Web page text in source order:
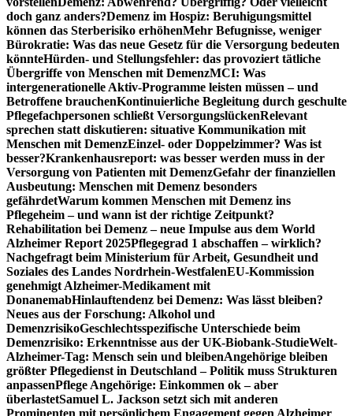
doch ganz anders?Demenz im Hospiz: Beruhigungsmittel
können das Sterberisiko erhöhenMehr Befugnisse, weniger
Bürokratie: Was das neue Gesetz für die Versorgung bedeuten
könnteHürden- und Stellungsfehler: das provoziert tätliche
Übergriffe von Menschen mit DemenzMCI: Was
intergenerationelle Aktiv-Programme leisten müssen – und
Betroffene brauchenKontinuierliche Begleitung durch geschulte
Pflegefachpersonen schließt VersorgungslückenRelevant
sprechen statt diskutieren: situative Kommunikation mit
Menschen mit DemenzEinzel- oder Doppelzimmer? Was ist
besser?Krankenhausreport: was besser werden muss in der
Versorgung von Patienten mit DemenzGefahr der finanziellen
Ausbeutung: Menschen mit Demenz besonders
gefährdetWarum kommen Menschen mit Demenz ins
Pflegeheim – und wann ist der richtige Zeitpunkt?
Rehabilitation bei Demenz – neue Impulse aus dem World
Alzheimer Report 2025Pflegegrad 1 abschaffen – wirklich?
Nachgefragt beim Ministerium für Arbeit, Gesundheit und
Soziales des Landes Nordrhein-WestfalenEU-Kommission
genehmigt Alzheimer-Medikament mit
DonanemabHinlauftendenz bei Demenz: Was lässt bleiben?
Neues aus der Forschung: Alkohol und
DemenzrisikoGeschlechtsspezifische Unterschiede beim
Demenzrisiko: Erkenntnisse aus der UK-Biobank-StudieWelt-
Alzheimer-Tag: Mensch sein und bleibenAngehörige bleiben
größter Pflegedienst in Deutschland – Politik muss Strukturen
anpassenPflege Angehörige: Einkommen ok – aber
überlastetSamuel L. Jackson setzt sich mit anderen